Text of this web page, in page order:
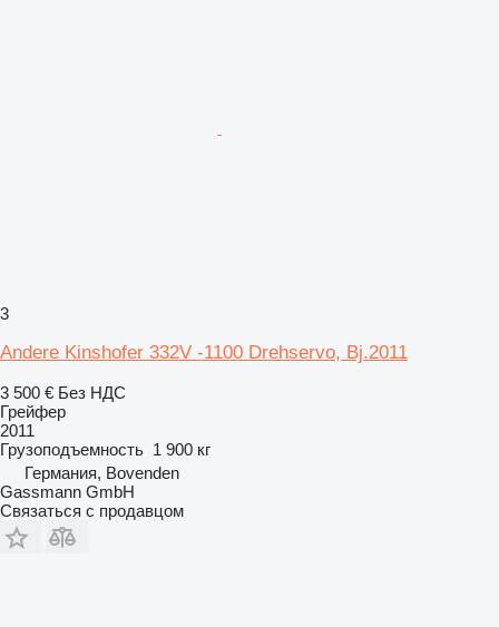
3
Andere Kinshofer 332V -1100 Drehservo, Bj.2011
3 500 € Без НДС
Грейфер
2011
Грузоподъемность 1 900 кг
Германия, Bovenden
Gassmann GmbH
Связаться с продавцом